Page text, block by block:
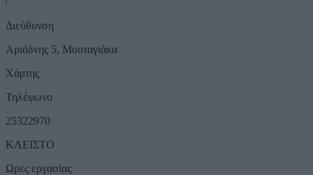
Διεύθυνση
Αριάδνης 5, Μουταγιάκα
Χάρτης
Τηλέφωνο
25322970
ΚΛΕΙΣΤΟ
Ωρες εργασίας